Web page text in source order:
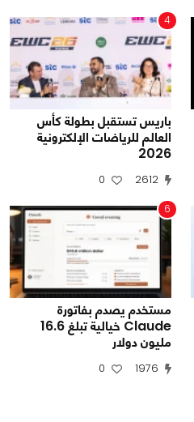
4
باريس تستقبل بطولة كأس
العالم للرياضات الإلكترونية
2026
2612
0
6
مستخدم يصدم بفاتورة
Claude خيالية تبلغ 16.6
مليون دولار
1976
0